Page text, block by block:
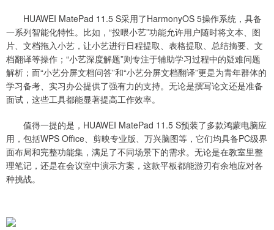
HUAWEI MatePad 11.5 S采用了HarmonyOS 5操作系统，具备
一系列智能化特性。比如，“投喂小艺”功能允许用户随时将文本、图
片、文档拖入小艺，让小艺进行日程提取、表格提取、总结摘要、文
档翻译等操作；“小艺深度解题”则专注于辅助学习过程中的疑难问题
解析；而“小艺分屏文档问答”和“小艺分屏文档翻译”更是为青年群体的
学习备考、实习办公提供了强有力的支持。无论是撰写论文还是准备
面试，这些工具都能显著提高工作效率。
值得一提的是，HUAWEI MatePad 11.5 S预装了多款鸿蒙电脑应
用，包括WPS Office、剪映专业版、万兴脑图等，它们均具备PC级界
面布局和完整功能集，满足了不同场景下的需求。无论是在教室里整
理笔记，还是在会议室中演示方案，这款平板都能游刃有余地应对各
种挑战。